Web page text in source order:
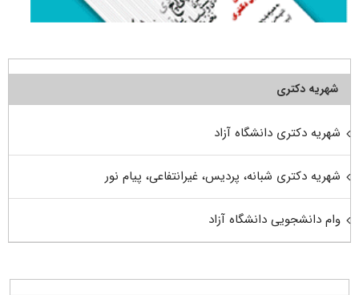
شهریه دکتری
شهریه دکتری دانشگاه آزاد
شهریه دکتری شبانه، پردیس، غیرانتفاعی، پیام نور
وام دانشجویی دانشگاه آزاد